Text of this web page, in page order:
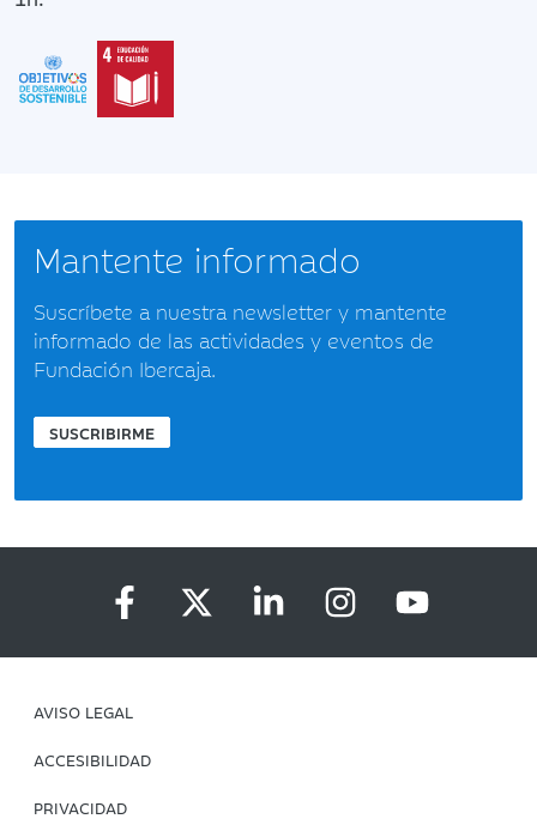
Mantente informado
Suscríbete a nuestra newsletter y mantente
informado de las actividades y eventos de
Fundación Ibercaja.
SUSCRIBIRME
AVISO LEGAL
ACCESIBILIDAD
PRIVACIDAD